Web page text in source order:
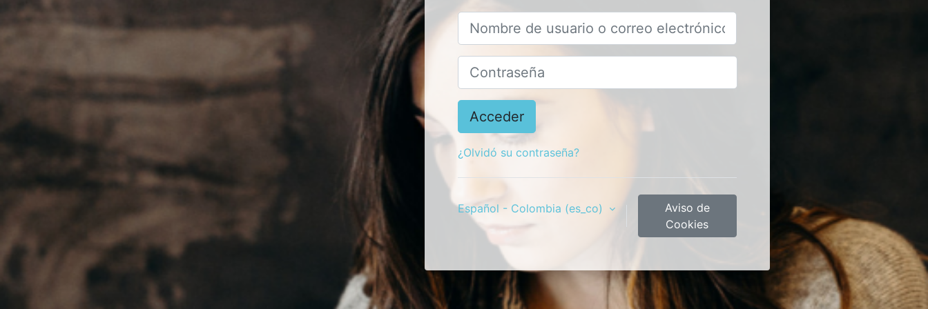
Nombre de usuario o correo electrónico
Contraseña
Acceder
¿Olvidó su contraseña?
Español - Colombia ‎(es_co)‎
Aviso de
Cookies